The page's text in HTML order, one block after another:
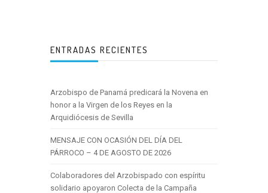
ENTRADAS RECIENTES
Arzobispo de Panamá predicará la Novena en
honor a la Virgen de los Reyes en la
Arquidiócesis de Sevilla
MENSAJE CON OCASIÓN DEL DÍA DEL
PÁRROCO – 4 DE AGOSTO DE 2026
Colaboradores del Arzobispado con espíritu
solidario apoyaron Colecta de la Campaña